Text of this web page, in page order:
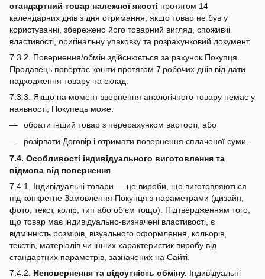
стандартний товар належної якості протягом 14
календарних днів з дня отримання, якщо товар не був у
користуванні, збережено його товарний вигляд, споживчі
властивості, оригінальну упаковку та розрахунковий документ.
7.3.2. Повернення/обмін здійснюється за рахунок Покупця.
Продавець повертає кошти протягом 7 робочих днів від дати
надходження товару на склад.
7.3.3. Якщо на момент звернення аналогічного товару немає у
наявності, Покупець може:
обрати інший товар з перерахунком вартості; або
розірвати Договір і отримати повернення сплаченої суми.
7.4. Особливості індивідуального виготовлення та
відмова від повернення
7.4.1. Індивідуальні товари — це вироби, що виготовляються
під конкретне Замовлення Покупця з параметрами (дизайн,
фото, текст, колір, тип або об’єм тощо). Підтвердженням того,
що товар має індивідуально‑визначені властивості, є
відмінність розмірів, візуального оформлення, кольорів,
текстів, матеріалів чи інших характеристик виробу від
стандартних параметрів, зазначених на Сайті.
7.4.2. Неповернення та відсутність обміну. Індивідуальні